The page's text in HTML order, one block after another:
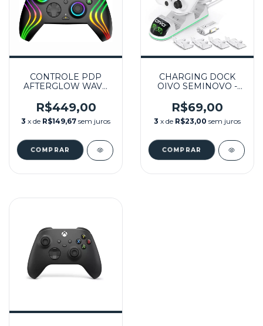
CONTROLE PDP
AFTERGLOW WAVE
CONTROLLER BLACK
PRETO LICENCIADO
(LACRADO) - SERIES
R$449,00
3 x de R$149,67 sem juros
CHARGING DOCK
OIVO SEMINOVO -
SERIES
R$69,00
3 x de R$23,00 sem juros